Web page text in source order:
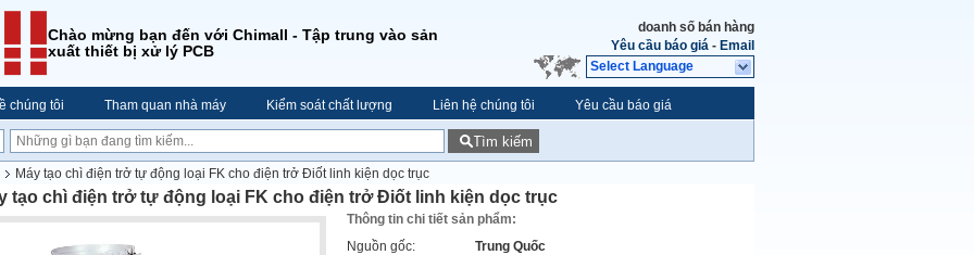
Chào mừng bạn đến với Chimall - Tập trung vào sản
xuất thiết bị xử lý PCB
doanh số bán hàng
Yêu cầu báo giá - Email
Select Language
chúng tôi Tham quan nhà máy Kiểm soát chất lượng Liên hệ chúng tôi Yêu cầu báo giá
Tìm kiếm
Máy tạo chì điện trở tự động loại FK cho điện trở Điốt linh kiện dọc trục
tạo chì điện trở tự động loại FK cho điện trở Điốt linh kiện dọc trục
Thông tin chi tiết sản phẩm:
Nguồn gốc:
Trung Quốc